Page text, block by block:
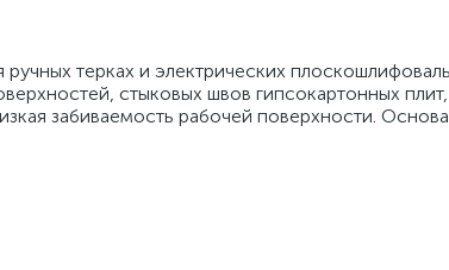
терках и электрических
стыковых швов гипсокартонных
забиваемость рабочей поверхности.